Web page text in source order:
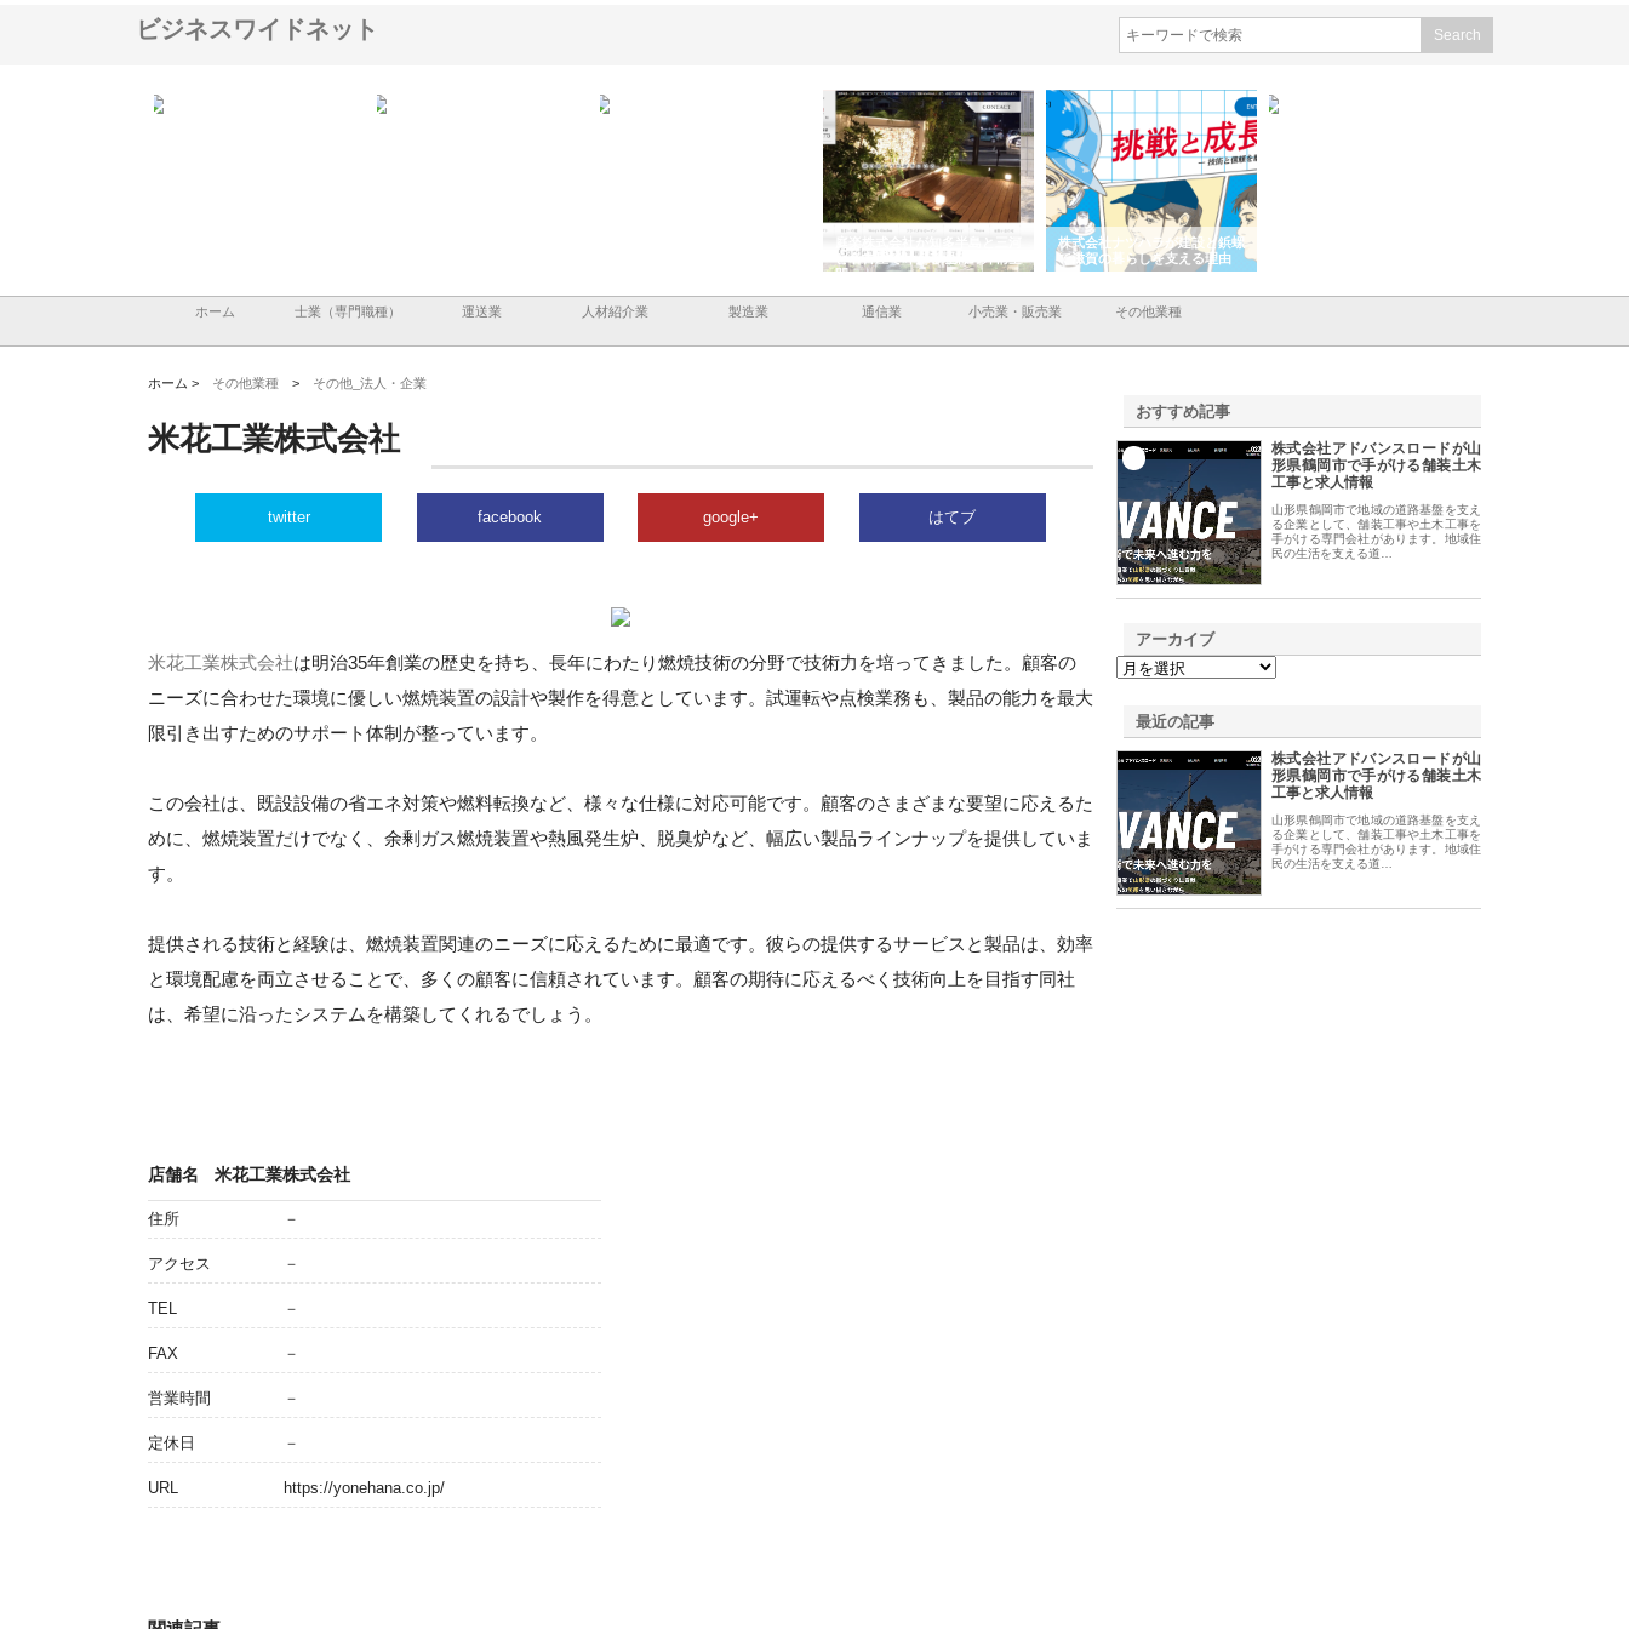
ビジネスワイドネット
と名古屋で叶える理想の外構空
間
株式会社ナツハラが建設と鋲螺
で滋賀の暮らしを支える理由
ホーム 士業（専門職種） 運送業 人材紹介業 製造業 通信業 小売業・販売業 その他業種
ホーム > その他業種 > その他_法人・企業
米花工業株式会社
twitter facebook google+ はてブ
米花工業株式会社は明治35年創業の歴史を持ち、長年にわたり燃焼技術の分野で技術力を培ってきました。顧客の
ニーズに合わせた環境に優しい燃焼装置の設計や製作を得意としています。試運転や点検業務も、製品の能力を最大
限引き出すためのサポート体制が整っています。
この会社は、既設設備の省エネ対策や燃料転換など、様々な仕様に対応可能です。顧客のさまざまな要望に応えるた
めに、燃焼装置だけでなく、余剰ガス燃焼装置や熱風発生炉、脱臭炉など、幅広い製品ラインナップを提供していま
す。
提供される技術と経験は、燃焼装置関連のニーズに応えるために最適です。彼らの提供するサービスと製品は、効率
と環境配慮を両立させることで、多くの顧客に信頼されています。顧客の期待に応えるべく技術向上を目指す同社
は、希望に沿ったシステムを構築してくれるでしょう。
店舗名 米花工業株式会社
住所 －
アクセス －
TEL －
FAX －
営業時間 －
定休日 －
URL https://yonehana.co.jp/
おすすめ記事
株式会社アドバンスロードが山
形県鶴岡市で手がける舗装土木
工事と求人情報
山形県鶴岡市で地域の道路基盤を支え
る企業として、舗装工事や土木工事を
手がける専門会社があります。地域住
民の生活を支える道…
アーカイブ
最近の記事
株式会社アドバンスロードが山
形県鶴岡市で手がける舗装土木
工事と求人情報
山形県鶴岡市で地域の道路基盤を支え
る企業として、舗装工事や土木工事を
手がける専門会社があります。地域住
民の生活を支える道…